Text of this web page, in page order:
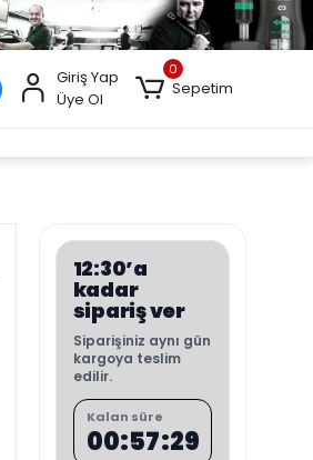
Giriş Yap
Üye Ol
0
Sepetim
12:30’a
kadar
sipariş ver
Siparişiniz aynı gün
kargoya teslim
edilir.
Kalan süre
00:57:28